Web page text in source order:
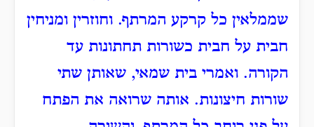
שממלאין כל קרקע המרתף. וחוזרין ומניחין
חבית על חבית כשורות תחתונות עד
הקורה. ואמרי בית שמאי, שאותן שתי
שורות חיצונות. אותה שרואה את הפתח